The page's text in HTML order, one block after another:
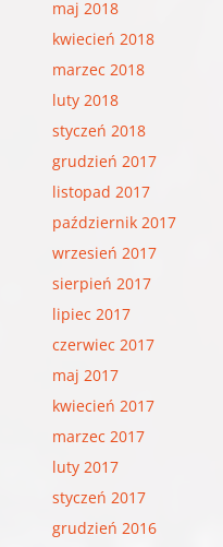
maj 2018
kwiecień 2018
marzec 2018
luty 2018
styczeń 2018
grudzień 2017
listopad 2017
październik 2017
wrzesień 2017
sierpień 2017
lipiec 2017
czerwiec 2017
maj 2017
kwiecień 2017
marzec 2017
luty 2017
styczeń 2017
grudzień 2016